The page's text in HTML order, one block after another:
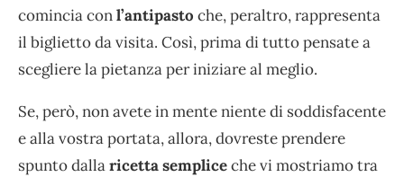
comincia conl’antipasto che, peraltro, rappresenta
il biglietto da visita. Così, prima di tutto pensate a
scegliere la pietanza per iniziare al meglio.
Se, però, non avete in mente niente di soddisfacente
e alla vostra portata, allora, dovreste prendere
spunto dallaricetta sempliceche vi mostriamo tra